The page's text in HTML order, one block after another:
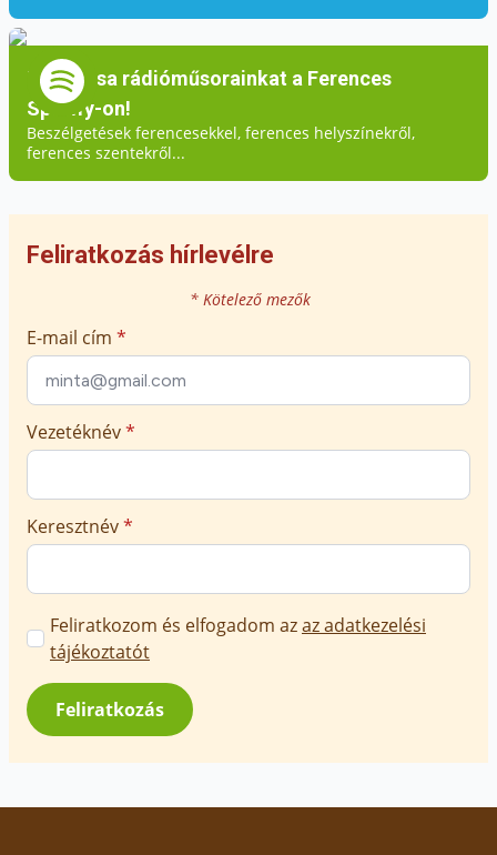
Hallgassa rádióműsorainkat a Ferences
Spotify-on!
Beszélgetések ferencesekkel, ferences helyszínekről,
ferences szentekről...
Feliratkozás hírlevélre
* Kötelező mezők
E-mail cím *
Vezetéknév*
Keresztnév*
Marketing
üzenetek
jóváhagyása
*
Feliratkozom és elfogadom azaz adatkezelési
tájékoztatót
Feliratkozás